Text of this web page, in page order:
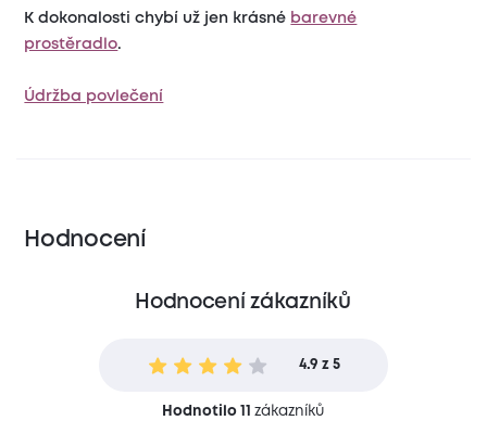
K dokonalosti chybí už jen krásné barevné
prostěradlo.
Údržba povlečení
Hodnocení
Hodnocení zákazníků
4.9 z 5
Hodnotilo 11 zákazníků